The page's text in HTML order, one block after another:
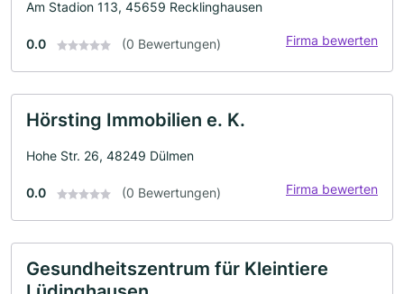
Am Stadion 113, 45659 Recklinghausen
0.0 (0 Bewertungen) Firma bewerten
Hörsting Immobilien e. K.
Hohe Str. 26, 48249 Dülmen
0.0 (0 Bewertungen) Firma bewerten
Gesundheitszentrum für Kleintiere